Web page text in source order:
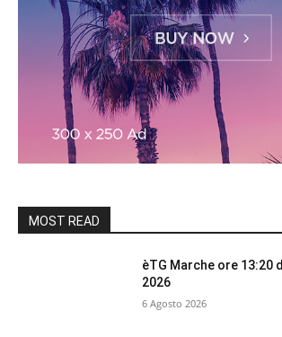
MOST READ
èTG Marche ore 13:20
2026
6 Agosto 2026